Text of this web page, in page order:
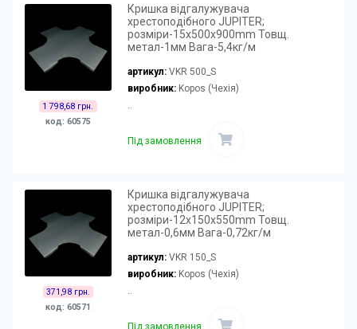
1 798,68 грн.
код: 60575
Кришка відгалужувача
хрестоподібного JUPITER;
розміри-15x500x900mm Товщ.
метал-1мм Вага-5,4кг/м
артикул: VKR 500_S
виробник:Kopos (Чехія)
..
Під замовлення
371,98 грн.
код: 60571
Кришка відгалужувача
хрестоподібного JUPITER;
розміри-12x150x550mm Товщ.
метал-0,6мм Вага-0,72кг/м
артикул: VKR 150_S
виробник:Kopos (Чехія)
..
Під замовлення